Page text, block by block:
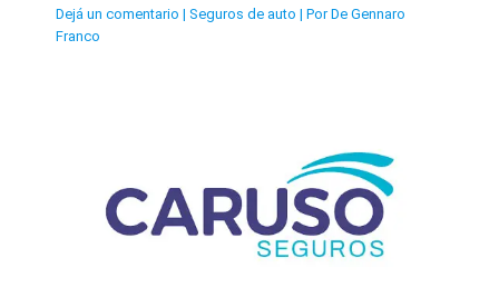
Dejá un comentario | Seguros de auto | Por De Gennaro
Franco